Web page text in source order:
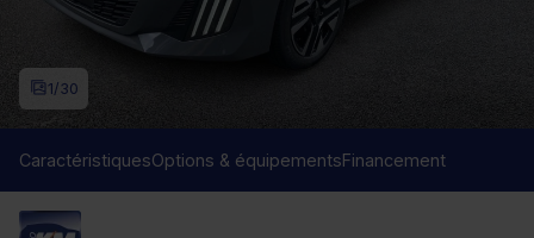
1/30
CaractéristiquesOptions & équipementsFinancement